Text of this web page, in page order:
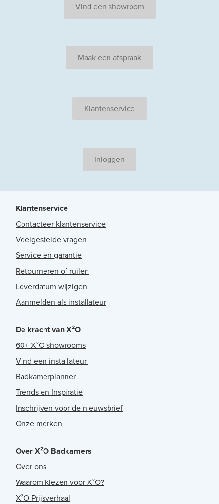
Vind een showroom
Maak een afspraak
Klantenservice
Inloggen
Klantenservice
Contacteer klantenservice
Veelgestelde vragen
Service en garantie
Retourneren of ruilen
Leverdatum wijzigen
Aanmelden als installateur
De kracht van X²O
60+ X²O showrooms
Vind een installateur
Badkamerplanner
Trends en Inspiratie
Inschrijven voor de nieuwsbrief
Onze merken
Over X²O Badkamers
Over ons
Waarom kiezen voor X²O?
X²O Prijsverhaal